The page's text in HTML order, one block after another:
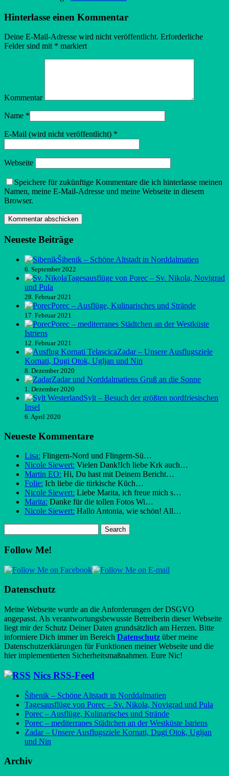
Hinterlasse einen Kommentar
Deine E-Mail-Adresse wird nicht veröffentlicht. Erforderliche
Felder sind mit * markiert
Kommentar
Name *
E-Mail (wird nicht veröffentlicht) *
Webseite
Speichere für zukünftige Kommentare die ich hinterlasse meinen
Namen, meine E-Mail-Adresse und meine Webseite in diesem
Browser.
Neueste Beiträge
Šibenik – Schöne Altstadt in Norddalmatien
6. September 2022
Tagesausflüge von Porec – Sv. Nikola, Novigrad
und Pula
28. Februar 2021
Porec – Ausflüge, Kulinarisches und Strände
17. Februar 2021
Porec – mediterranes Städtchen an der Westküste
Istriens
12. Februar 2021
Zadar – Unsere Ausflugsziele
Kornati, Dugi Otok, Ugljan und Nin
8. Dezember 2020
Zadar und Norddalmatiens Gruß an die Sonne
1. Dezember 2020
Sylt – Besuch der größten nordfriesischen
Insel
6. April 2020
Neueste Kommentare
Lisa: Flingern-Nord und Flingern-Sü…
Nicole Siewert: Vielen Dank!Ich liebe Krk auch…
Martin EO: Hi, Du hast mit Deinem Bericht…
Folie: Ich liebe die türkische Küch…
Nicole Siewert: Liebe Marita, ich freue mich s…
Marita: Danke für die tollen Fotos Wi…
Nicole Siewert: Hallo Antonia, wie schön! All…
Follow Me!
Datenschutz
Meine Webseite wurde an die Anforderungen der DSGVO
angepasst. Als verantwortungsbewusste Betreiberin dieser Webseite
liegt mir der Schutz Deiner Daten grundsätzlich am Herzen. Bitte
informiere Dich immer im Bereich Datenschutz über meine
Datenschutzerklärungen für Funktionen meiner Webseite und die
hier implementierten Sicherheitsmaßnahmen. Eure Nic!
Nics RSS-Feed
Šibenik – Schöne Altstadt in Norddalmatien
Tagesausflüge von Porec – Sv. Nikola, Novigrad und Pula
Porec – Ausflüge, Kulinarisches und Strände
Porec – mediterranes Städtchen an der Westküste Istriens
Zadar – Unsere Ausflugsziele Kornati, Dugi Otok, Ugljan
und Nin
Archiv